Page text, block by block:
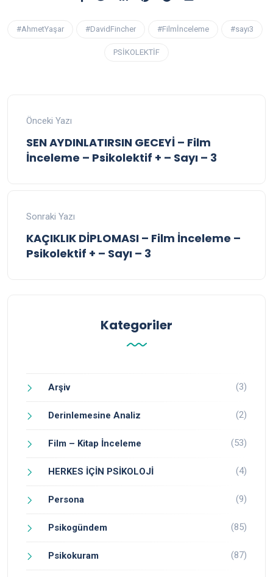
#AhmetYaşar #DavidFincher #Filmİnceleme #sayı3
PSİKOLEKTİF
Önceki Yazı
SEN AYDINLATIRSIN GECEYİ – Film
İnceleme – Psikolektif + – Sayı – 3
Sonraki Yazı
KAÇIKLIK DİPLOMASI – Film İnceleme –
Psikolektif + – Sayı – 3
Kategoriler
Arşiv (3)
Derinlemesine Analiz (2)
Film – Kitap İnceleme (53)
HERKES İÇİN PSİKOLOJİ (4)
Persona (9)
Psikogündem (85)
Psikokuram (87)